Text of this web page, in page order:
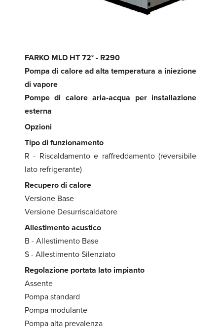
FARKO MLD HT 72° - R290
Pompa di calore ad alta temperatura a iniezione
di vapore
Pompe di calore aria-acqua per installazione
esterna
Opzioni
Tipo di funzionamento
R - Riscaldamento e raffreddamento (reversibile
lato refrigerante)
Recupero di calore
Versione Base
Versione Desurriscaldatore
Allestimento acustico
B - Allestimento Base
S - Allestimento Silenziato
Regolazione portata lato impianto
Assente
Pompa standard
Pompa modulante
Pompa alta prevalenza